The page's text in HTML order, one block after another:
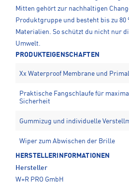
Mitten gehört zur nachhaltigen
Produktgruppe und besteht bis zu 80
Materialien. So schützt du nicht nur
Umwelt.
PRODUKTEIGENSCHAFTEN
Xx Waterproof Membrane und
Praktische Fangschlaufe für
Sicherheit
Gummizug und individuelle
Wiper zum Abwischen der Brille
HERSTELLERINFORMATIONEN
Hersteller
W+R PRO GmbH